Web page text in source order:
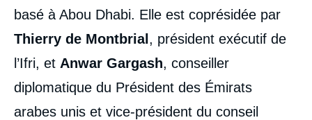
basé à Abou Dhabi. Elle est coprésidée par
Thierry de Montbrial , président exécutif de
l’Ifri, et Anwar Gargash, conseiller
diplomatique du Président des Émirats
arabes unis et vice-président du conseil